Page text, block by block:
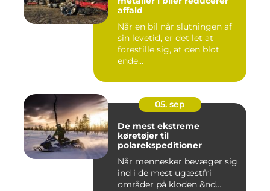
affald
Når en bil når slutningen af
sin levetid, er det let at
forestille sig, at den blot
ende...
05. sep
De mest ekstreme
køretøjer til
polarekspeditioner
Når mennesker bevæger sig
ind i de mest ugæstfri
områder på kloden &nd...